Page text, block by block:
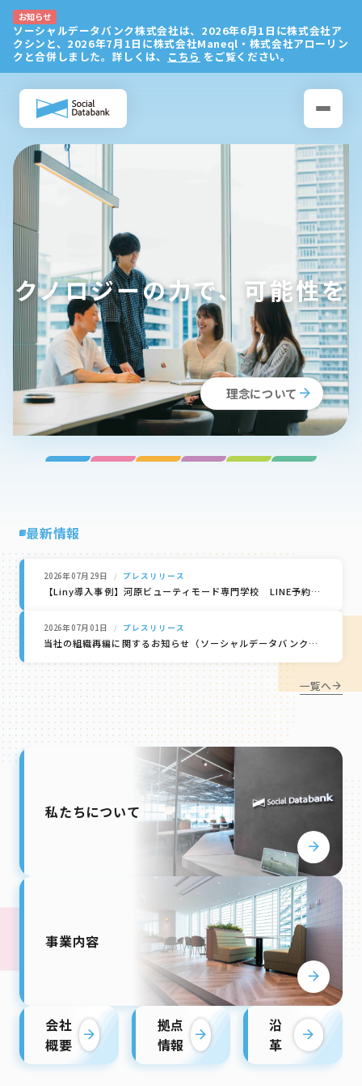
クノロジーの力で、 可能性を
理念について arrow_forward
最新情報
2026年07月29日 プレスリリース
【Liny導入事例】河原ビューティモード専門学校 LINE予約率を5％から75％へ改善
2026年07月01日 プレスリリース
当社の組織再編に関するお知らせ（ソーシャルデータバンク株式会社）
一覧へarrow_forward
私たちについて
arrow_forward
事業内容
arrow_forward
会社
概要
arrow_forward
拠点
情報
arrow_forward
沿
革
arrow_forward